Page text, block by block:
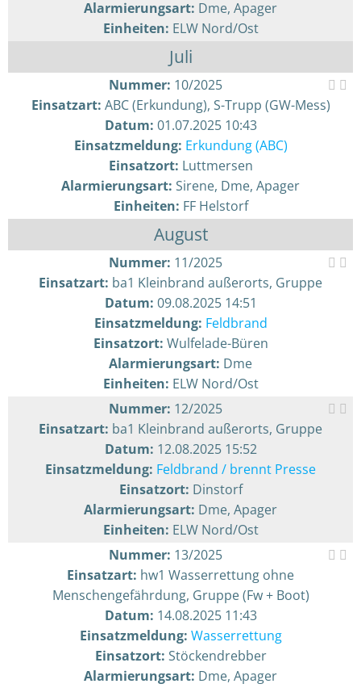
Alarmierungsart: Dme, Apager
Einheiten: ELW Nord/Ost
Juli
Nummer: 10/2025
Einsatzart: ABC (Erkundung), S-Trupp (GW-Mess)
Datum: 01.07.2025 10:43
Einsatzmeldung: Erkundung (ABC)
Einsatzort: Luttmersen
Alarmierungsart: Sirene, Dme, Apager
Einheiten: FF Helstorf
August
Nummer: 11/2025
Einsatzart: ba1 Kleinbrand außerorts, Gruppe
Datum: 09.08.2025 14:51
Einsatzmeldung: Feldbrand
Einsatzort: Wulfelade-Büren
Alarmierungsart: Dme
Einheiten: ELW Nord/Ost
Nummer: 12/2025
Einsatzart: ba1 Kleinbrand außerorts, Gruppe
Datum: 12.08.2025 15:52
Einsatzmeldung: Feldbrand / brennt Presse
Einsatzort: Dinstorf
Alarmierungsart: Dme, Apager
Einheiten: ELW Nord/Ost
Nummer: 13/2025
Einsatzart: hw1 Wasserrettung ohne
Menschengefährdung, Gruppe (Fw + Boot)
Datum: 14.08.2025 11:43
Einsatzmeldung: Wasserrettung
Einsatzort: Stöckendrebber
Alarmierungsart: Dme, Apager